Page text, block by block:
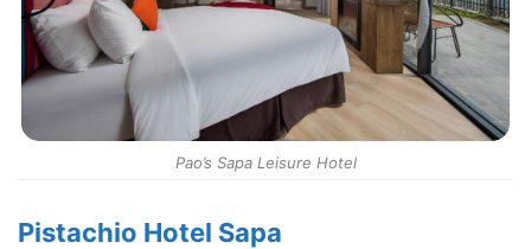
Pao’s Sapa Leisure Hotel
Pistachio Hotel Sapa